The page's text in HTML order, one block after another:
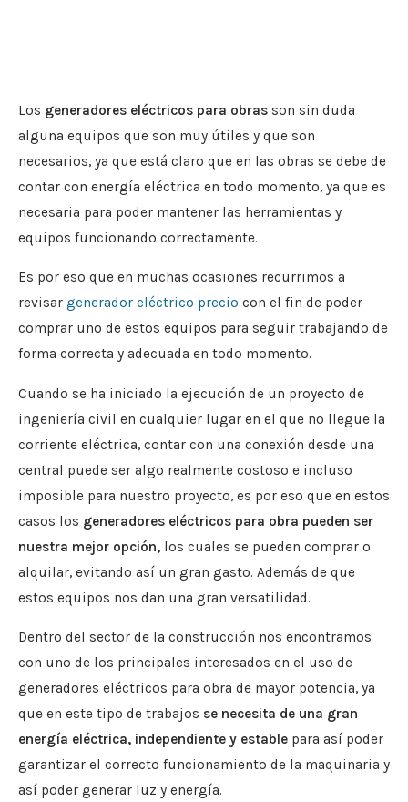
Los generadores eléctricos para obras son sin duda
alguna equipos que son muy útiles y que son
necesarios, ya que está claro que en las obras se debe de
contar con energía eléctrica en todo momento, ya que es
necesaria para poder mantener las herramientas y
equipos funcionando correctamente.
Es por eso que en muchas ocasiones recurrimos a
revisar generador eléctrico precio con el fin de poder
comprar uno de estos equipos para seguir trabajando de
forma correcta y adecuada en todo momento.
Cuando se ha iniciado la ejecución de un proyecto de
ingeniería civil en cualquier lugar en el que no llegue la
corriente eléctrica, contar con una conexión desde una
central puede ser algo realmente costoso e incluso
imposible para nuestro proyecto, es por eso que en estos
casos los generadores eléctricos para obra pueden ser
nuestra mejor opción, los cuales se pueden comprar o
alquilar, evitando así un gran gasto. Además de que
estos equipos nos dan una gran versatilidad.
Dentro del sector de la construcción nos encontramos
con uno de los principales interesados en el uso de
generadores eléctricos para obra de mayor potencia, ya
que en este tipo de trabajos se necesita de una gran
energía eléctrica, independiente y estable para así poder
garantizar el correcto funcionamiento de la maquinaria y
así poder generar luz y energía.